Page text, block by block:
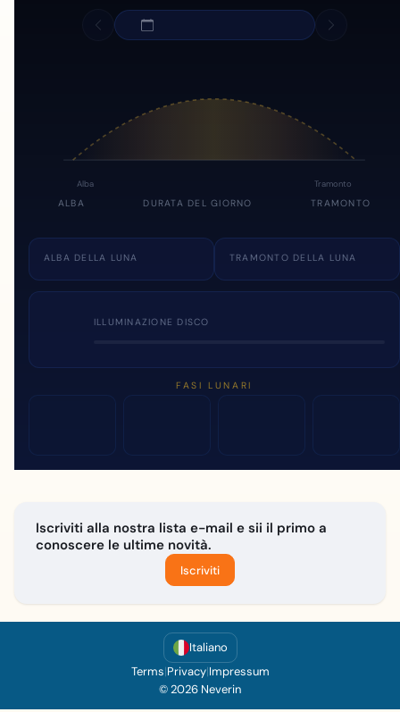
Alba Tramonto
ALBA DURATA DEL GIORNO TRAMONTO
ALBA DELLA LUNA TRAMONTO DELLA LUNA
ILLUMINAZIONE DISCO
FASI LUNARI
Iscriviti alla nostra lista e-mail e sii il primo a
conoscere le ultime novità.
Iscriviti
Italiano
Terms|Privacy|Impressum
© 2026 Neverin